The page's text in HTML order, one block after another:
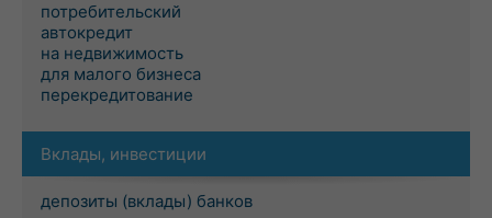
потребительский
автокредит
на недвижимость
для малого бизнеса
перекредитование
Вклады, инвестиции
депозиты (вклады) банков